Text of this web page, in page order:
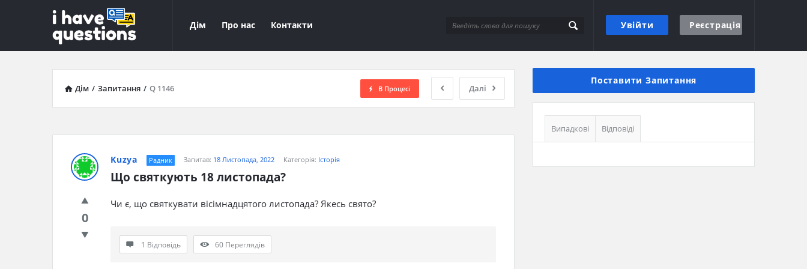
Увійти Реєстрація
iHaveQuestions
Навігація
Дім Про нас Контакти
Дім / Запитання / Q 1146 Далі
В Процесі
Kuzya Радник Запитав: 18 Листопада, 2022 Категорія: Історія
Що святкують 18 листопада?
0
Чи є, що святкувати вісімнадцятого листопада? Якесь свято?
1 Відповідь 60 Переглядів
Поставити Запитання
Випадкові Відповіді